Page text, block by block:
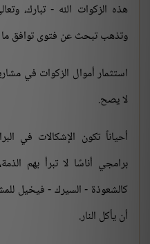
هذه الزكوات الله - تبارك،
وتذهب تبحث عن فتوى توافق
استثمار أموال الزكوات في
لا يصح.
أحياناً تكون الإشكالات في
برامجي أناسًا لا تبرأ بهم
كالشعوذة - السيرك - فيخيل
أن يأكل النار.